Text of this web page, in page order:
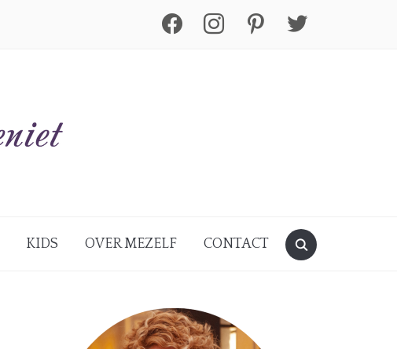
facebook instagram pinterest twitter
KIDS OVER MEZELF CONTACT